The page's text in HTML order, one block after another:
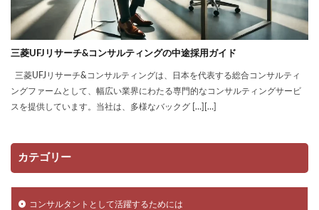
三菱UFJリサーチ&コンサルティングの中途採用ガイド
三菱UFJリサーチ&コンサルティングは、日本を代表する総合コンサルティ
ングファームとして、幅広い業界にわたる専門的なコンサルティングサービ
スを提供しています。当社は、多様なバックグ […][…]
カテゴリー
コンサルタントとして活躍するためには